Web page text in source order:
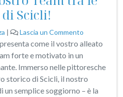
Scicli!
| Lascia un Commento
come il vostro alleato
forte e motivato in un
Immerso nelle pittoresche
storico di Scicli, il nostro
semplice soggiorno – è la